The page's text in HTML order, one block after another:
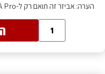
הערה: אביזר זה תואם רק ל-EcoFlow DELTA Pro.